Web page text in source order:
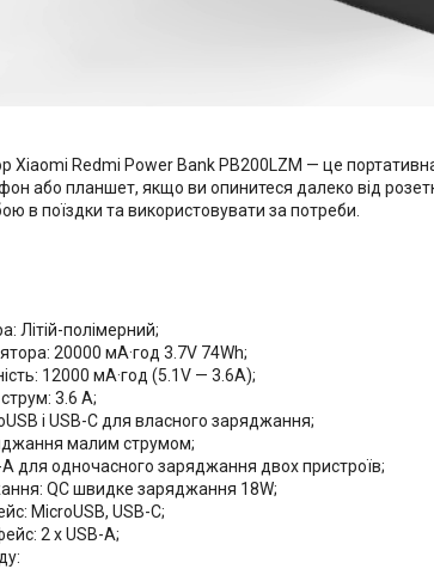
Xiaomi Redmi Power Bank PB200LZM — це
або планшет, якщо ви опинитеся далеко від
в поїздки та використовувати за потреби.
Літій-полімерний;
20000 мА·год 3.7V 74Wh;
12000 мА·год (5.1V — 3.6А);
3.6 А;
і USB-C для власного заряджання;
малим струмом;
для одночасного заряджання двох пристроїв;
QC швидке заряджання 18W;
MicroUSB, USB-C;
2 х USB-A;